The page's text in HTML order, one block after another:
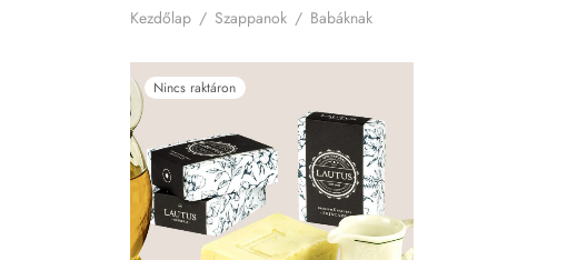
Kezdőlap / Szappanok / Babáknak
Nincs raktáron